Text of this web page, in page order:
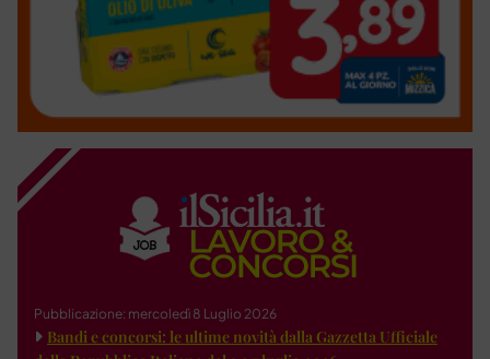
Pubblicazione: mercoledì 8 Luglio 2026
Bandi e concorsi: le ultime novità dalla Gazzetta Ufficiale